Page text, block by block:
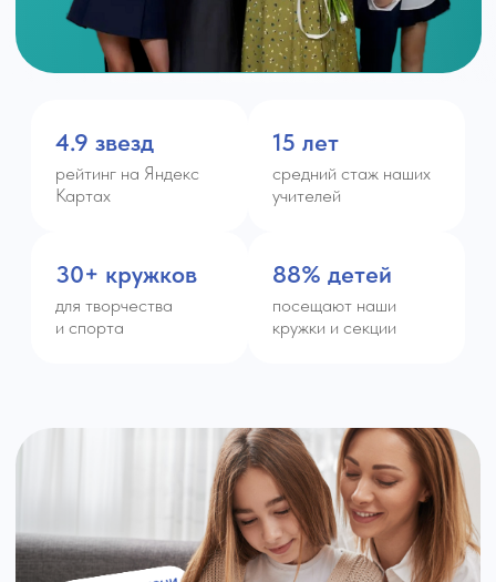
ВЕЧЕРА — ДЛЯ СЕМЬИ,
А НЕ ДЛЯ УРОКОВ
в материале.
На дом остаётся только чтение и творческие